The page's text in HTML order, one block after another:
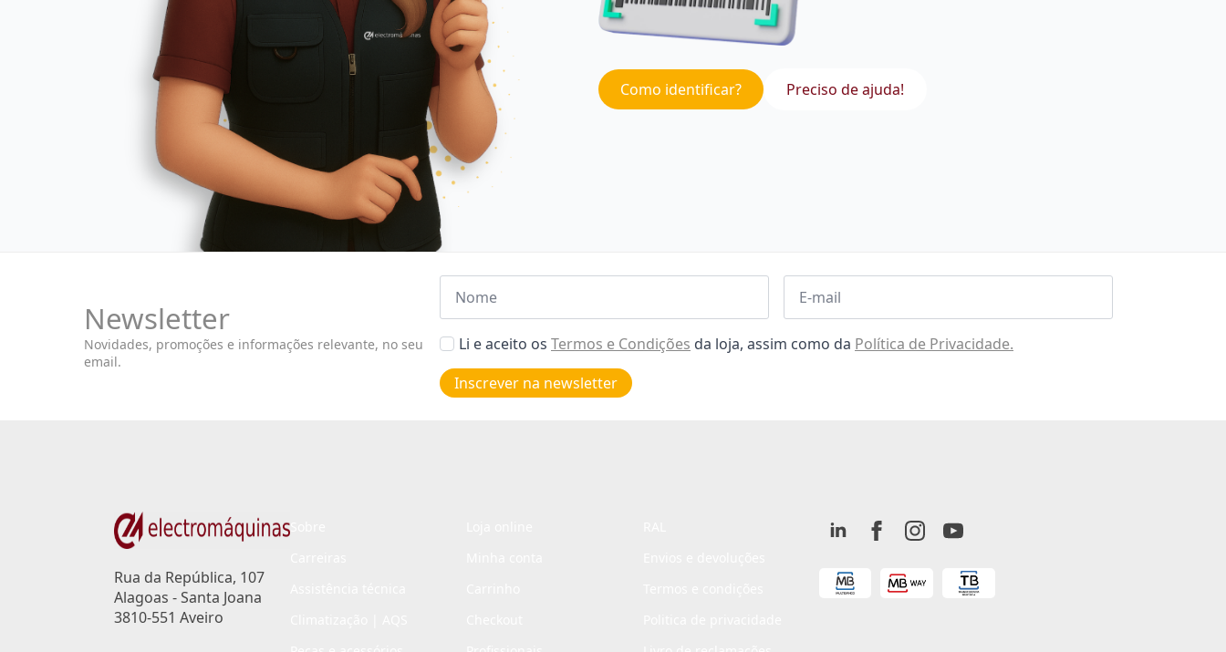
Como identificar? Preciso de ajuda!
Newsletter
Novidades, promoções e informações relevante, no seu
email.
Nome Email
Aceitar
de
privacidade
Li e aceito os Termos e Condições da loja, assim como da Política de Privacidade.
Inscrever na newsletter
Rua da República, 107
Alagoas - Santa Joana
3810-551 Aveiro